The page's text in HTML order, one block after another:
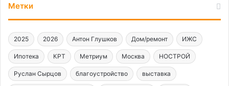
Метки
2025 2026 Антон Глушков Дом/ремонт ИЖС
Ипотека КРТ Метриум Москва НОСТРОЙ
Руслан Сырцов благоустройство выставка